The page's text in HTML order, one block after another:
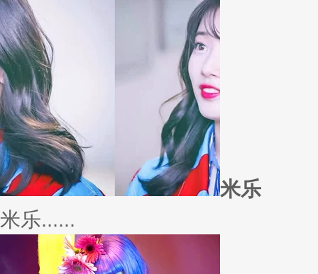
冬季绚烂，少不了羽绒服、毛呢
若......